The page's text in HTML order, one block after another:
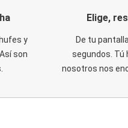
y
son
Elige,
De tu
segundos. Tú
nosotros nos